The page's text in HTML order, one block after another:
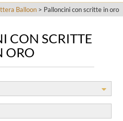
Balloon > Palloncini con scritte in oro
CON SCRITTE
ORO